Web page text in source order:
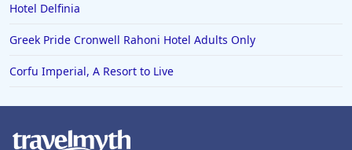
Hotel Delfinia
Greek Pride Cronwell Rahoni Hotel Adults Only
Corfu Imperial, A Resort to Live